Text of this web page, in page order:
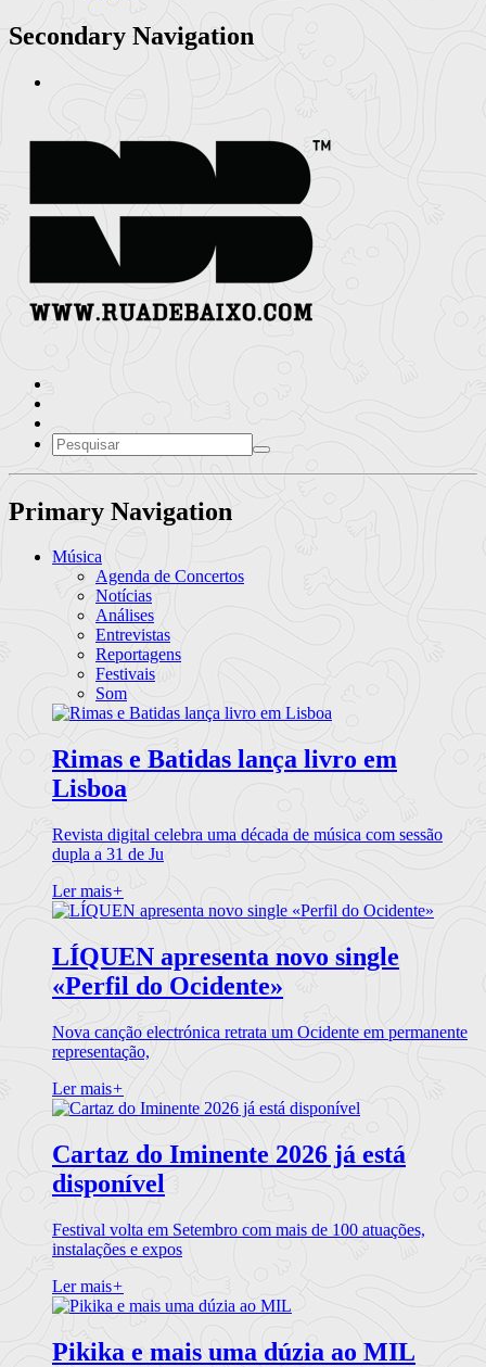
Secondary Navigation
Primary Navigation
Música
Agenda de Concertos
Notícias
Análises
Entrevistas
Reportagens
Festivais
Som
Rimas e Batidas lança livro em
Lisboa
Revista digital celebra uma década de música com sessão
dupla a 31 de Ju
Ler mais+
LÍQUEN apresenta novo single
«Perfil do Ocidente»
Nova canção electrónica retrata um Ocidente em permanente
representação,
Ler mais+
Cartaz do Iminente 2026 já está
disponível
Festival volta em Setembro com mais de 100 atuações,
instalações e expos
Ler mais+
Pikika e mais uma dúzia ao MIL